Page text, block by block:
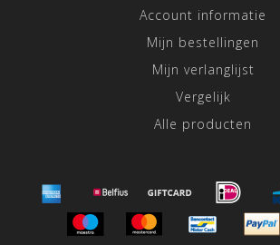
Account informatie
Mijn bestellingen
Mijn verlanglijst
Vergelijk
Alle producten